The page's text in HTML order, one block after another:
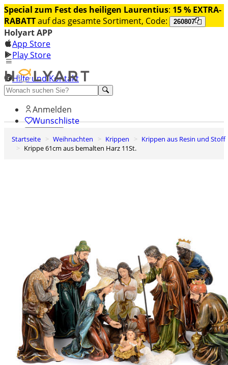
Special zum Fest des heiligen Laurentius: 15 % EXTRA-
RABATTauf das gesamte Sortiment, Code: 260807
Holyart APP
App Store
Play Store
Hilfe und Kontakt
Entdecken Sie Premium
Anmelden
Wunschliste
0
Warenkorb
Startseite Weihnachten Krippen
Krippen aus Resin und Stoff
Krippe 61cm aus bemalten Harz 11St.